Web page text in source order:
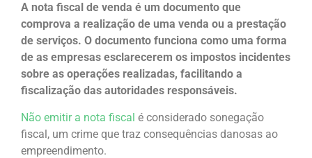
A nota fiscal de venda é um documento que
comprova a realização de uma venda ou a prestação
de serviços. O documento funciona como uma forma
de as empresas esclarecerem os impostos incidentes
sobre as operações realizadas, facilitando a
fiscalização das autoridades responsáveis.
Não emitir a nota fiscal é considerado sonegação
fiscal, um crime que traz consequências danosas ao
empreendimento.